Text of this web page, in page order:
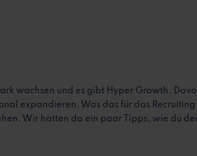
wachsen und es gibt Hyper Growth.
expandieren. Was das für das
Wir hätten da ein paar Tipps, wie du